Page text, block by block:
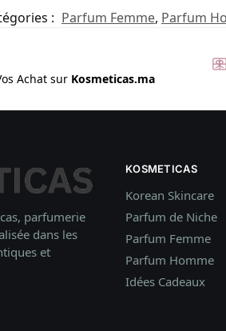
: Parfum Femme, Parfum
Achat sur Kosmeticas.ma
parfumerie
dans les
et
KOSMETICAS
Korean Skincare
Parfum de Niche
Parfum Femme
Parfum Homme
Idées Cadeaux